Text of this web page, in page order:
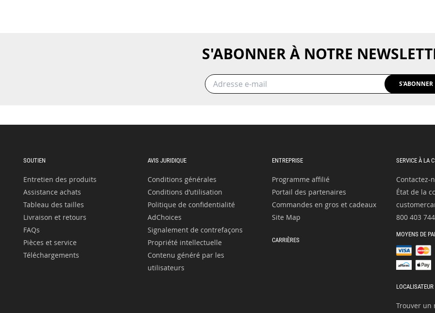
S'ABONNER À NOTRE
S'ABONNER
SOUTIEN
Entretien des produits
Assistance achats
Tableau des tailles
Livraison et retours
FAQs
Pièces et service
Téléchargements
AVIS JURIDIQUE
Conditions générales
Conditions d’utilisation
Politique de confidentialité
AdChoices
Signalement de contrefaçons
Propriété intellectuelle
Contenu généré par les
utilisateurs
ENTREPRISE
Programme affilié
Portail des partenaires
Commandes en gros et cadeaux
Site Map
CARRIÈRES
SERVICE À LA
Contactez-
État de la
800 403
MOYENS DE
Trouver un